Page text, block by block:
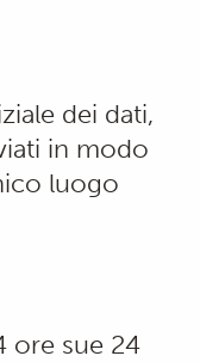
dei dati,
in modo
luogo
ore sue 24